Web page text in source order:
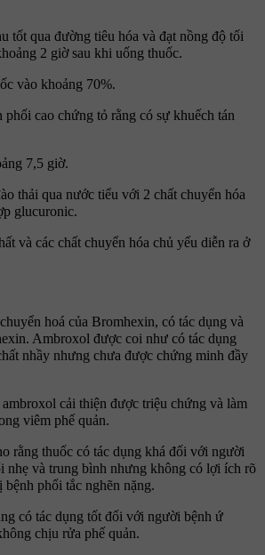
tốt qua đường tiêu hóa và đạt nồng độ tối
2 giờ sau khi uống thuốc.
vào khoảng 70%.
phối cao chứng tỏ rằng có sự khuếch tán
7,5 giờ.
thải qua nước tiểu với 2 chất chuyển hóa
glucuronic.
và các chất chuyển hóa chủ yếu diễn ra ở
hoá của Bromhexin, có tác dụng và
Ambroxol được coi như có tác dụng
nhầy nhưng chưa được chứng minh đầy
cải thiện được triệu chứng và làm
viêm phế quản.
rằng thuốc có tác dụng khá đối với người
nhẹ và trung bình nhưng không có lợi ích rõ
phổi tắc nghẽn nặng.
có tác dụng tốt đối với người bệnh ứ
chịu rửa phế quản.